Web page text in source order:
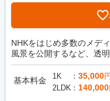
NHKをはじめ多数のメデ
風景を公開するなど、透明
基本料金 1K 35,000
2LDK
140,000